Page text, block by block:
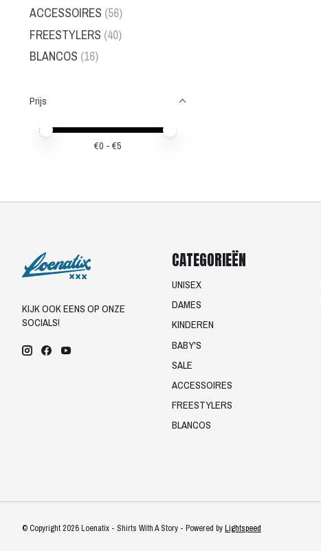
ACCESSOIRES (56)
FREESTYLERS (40)
BLANCOS (16)
Prijs
Minimale prijswaarde
Price maximum value
€0 - €5
KIJK OOK EENS OP ONZE
SOCIALS!
CATEGORIEËN
UNISEX
DAMES
KINDEREN
BABY'S
SALE
ACCESSOIRES
FREESTYLERS
BLANCOS
© Copyright 2026 Loenatix - Shirts With A Story - Powered byLightspeed